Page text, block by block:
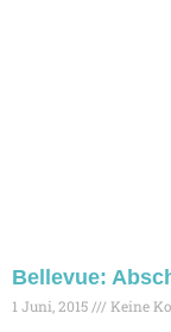
Bellevue:
1 Juni, 2015 Keine